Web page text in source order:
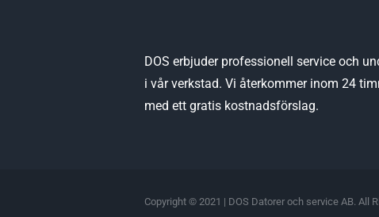
DOS erbjuder professionell service och
i vår verkstad. Vi återkommer inom 24
med ett gratis kostnadsförslag.
Copyright © 2021 | DOS Datorer och service AB. All